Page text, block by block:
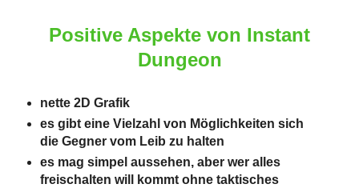
Positive Aspekte von Instant
Dungeon
nette 2D Grafik
es gibt eine Vielzahl von Möglichkeiten sich
die Gegner vom Leib zu halten
es mag simpel aussehen, aber wer alles
freischalten will kommt ohne taktisches